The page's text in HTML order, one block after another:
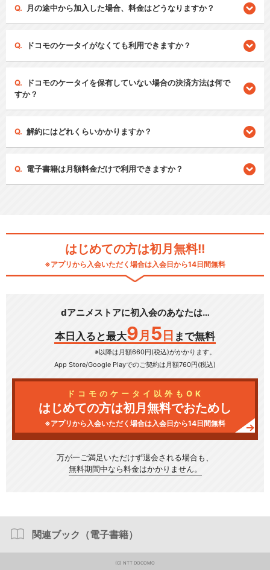
月の途中から加入した場合、料金はどうなりますか？
ドコモのケータイがなくても利用できますか？
ドコモのケータイを保有していない場合の決済方法は何で
すか？
解約にはどれくらいかかりますか？
電子書籍は月額料金だけで利用できますか？
はじめての方は初月無料!!
※アプリから入会いただく場合は入会日から14日間無料
dアニメストアに初入会のあなたは…
本日入ると最大9 月 5 日 まで無料
※以降は月額660円(税込)がかかります。
App Store/Google Playでのご契約は月額760円(税込)
ドコモのケータイ以外もOK
はじめての方は初月無料でおためし
※アプリから入会いただく場合は入会日から14日間無料
万が一ご満足いただけず退会される場合も、
無料期間中なら料金はかかりません。
関連ブック（電子書籍）
(C) NTT DOCOMO